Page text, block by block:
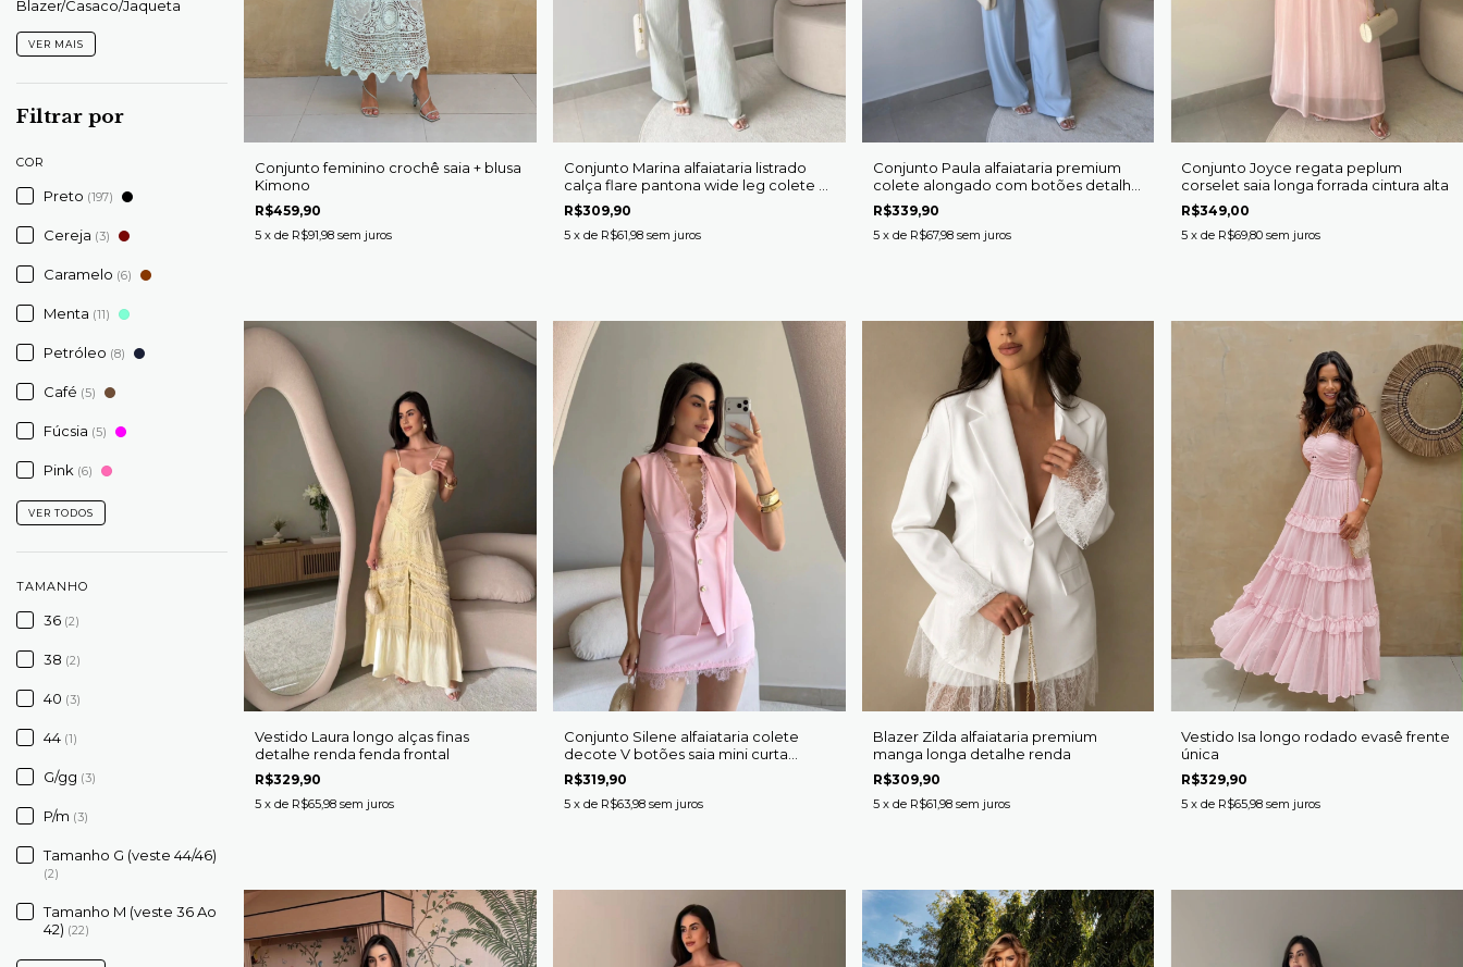
Blazer/Casaco/Jaqueta
VER MAIS
Filtrar por
COR
Preto (197)
Cereja (3)
Caramelo (6)
Menta (11)
Petróleo (8)
Café (5)
Fúcsia (5)
Pink (6)
VER TODOS
TAMANHO
36 (2)
38 (2)
40 (3)
44 (1)
G/gg (3)
P/m (3)
Tamanho G (veste 44/46)
(2)
Tamanho M (veste 36 Ao
42) (22)
Conjunto feminino crochê saia + blusa
Kimono
R$459,90
5 x de R$91,98 sem juros
Conjunto Marina alfaiataria listrado
calça flare pantona wide leg colete e
calça
R$309,90
5 x de R$61,98 sem juros
Conjunto Paula alfaiataria premium
colete alongado com botões detalhe
renda calça flare cintura alta
R$339,90
5 x de R$67,98 sem juros
Conjunto Joyce regata peplum
corselet saia longa forrada cintura alta
R$349,00
5 x de R$69,80 sem juros
Vestido Laura longo alças finas
detalhe renda fenda frontal
R$329,90
5 x de R$65,98 sem juros
Conjunto Silene alfaiataria colete
decote V botões saia mini curta
detalhe renda
R$319,90
5 x de R$63,98 sem juros
Blazer Zilda alfaiataria premium
manga longa detalhe renda
R$309,90
5 x de R$61,98 sem juros
Vestido Isa longo rodado evasê frente
única
R$329,90
5 x de R$65,98 sem juros